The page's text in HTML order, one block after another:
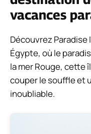
vacances
Découvrez Paradise
Égypte, où le
la mer Rouge, cette
couper le souffle et
inoubliable.